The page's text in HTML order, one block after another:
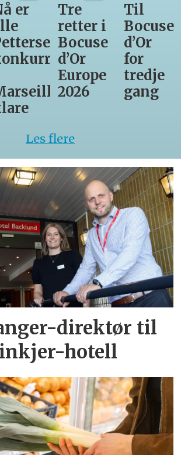
er
Tre
retter i
Bocuse
d’Or
Europe
2026
Til
Bocuse
d’Or
for
tredje
gang
Les flere
direktør til
hotell